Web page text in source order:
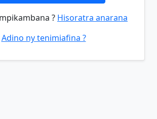
? Hisoratra anarana
Adino ny tenimiafina ?